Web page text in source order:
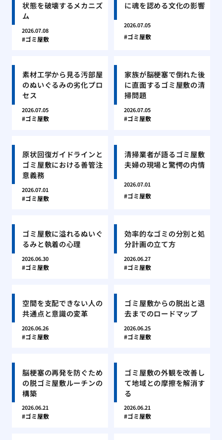
状態を破壊するメカニズ
ム
2026.07.08
ゴミ屋敷
に魂を認める文化の影響
2026.07.05
ゴミ屋敷
素材工学から見る汚部屋
のぬいぐるみの劣化プロ
セス
2026.07.05
ゴミ屋敷
家族が脳梗塞で倒れた後
に直面するゴミ屋敷の清
掃問題
2026.07.05
ゴミ屋敷
原状回復ガイドラインと
ゴミ屋敷における善管注
意義務
2026.07.01
ゴミ屋敷
清掃業者が語るゴミ屋敷
夫婦の現場と驚愕の内情
2026.07.01
ゴミ屋敷
ゴミ屋敷に溢れるぬいぐ
るみと執着の心理
2026.06.30
ゴミ屋敷
効率的なゴミの分別と処
分計画の立て方
2026.06.27
ゴミ屋敷
空間を支配できない人の
共通点と意識の変革
2026.06.26
ゴミ屋敷
ゴミ屋敷からの脱出と退
去までのロードマップ
2026.06.25
ゴミ屋敷
脳梗塞の再発を防ぐため
の脱ゴミ屋敷ルーチンの
構築
2026.06.21
ゴミ屋敷
ゴミ屋敷の外観を改善し
て地域との摩擦を解消す
る
2026.06.21
ゴミ屋敷